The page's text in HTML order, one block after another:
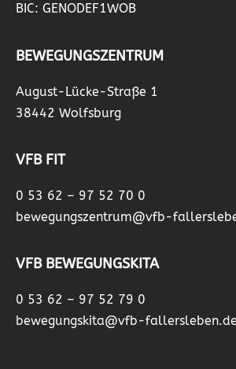
BIC: GENODEF1WOB
BEWEGUNGSZENTRUM
August-Lücke-Straße 1
38442 Wolfsburg
VFB FIT
0 53 62 – 97 52 70 0
bewegungszentrum@vfb-
VFB BEWEGUNGSKITA
0 53 62 – 97 52 79 0
bewegungskita@vfb-fallersleben.de